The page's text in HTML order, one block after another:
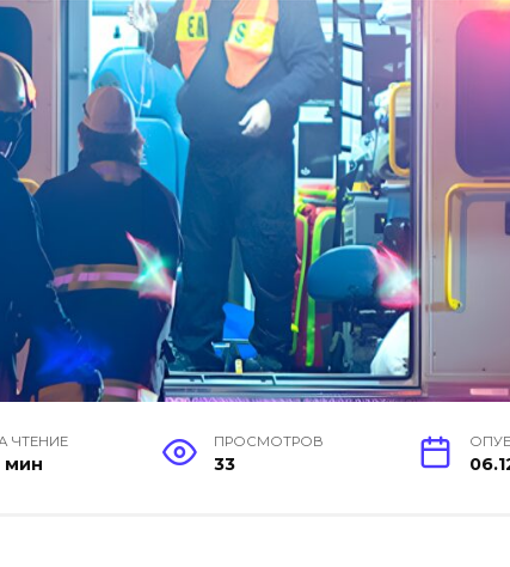
ЧТЕНИЕ
мин
ПРОСМОТРОВ
33